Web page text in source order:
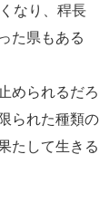
なり、稈長
た県もある
められるだろ
られた種類の
たして生きる